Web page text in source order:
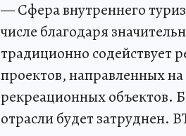
— Сфера внутреннего
числе благодаря
традиционно содействует
проектов, направленных
рекреационных объектов.
отрасли будет затруднен.